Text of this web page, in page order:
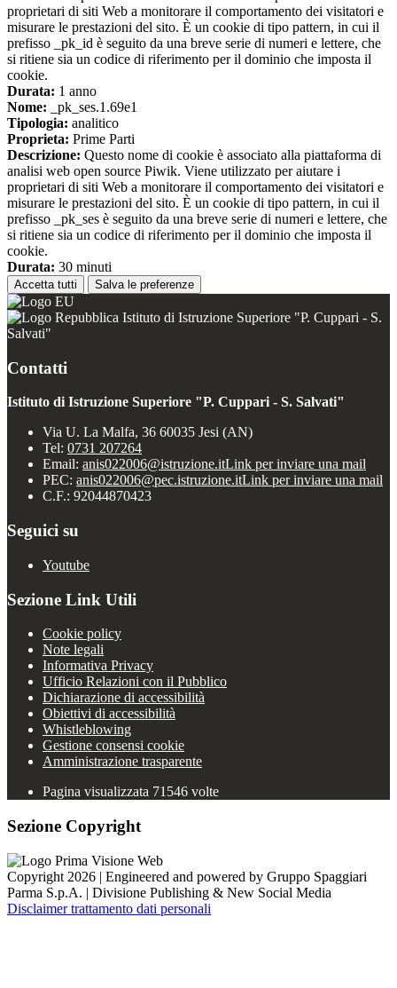
proprietari di siti Web a monitorare il comportamento dei visitatori e
misurare le prestazioni del sito. È un cookie di tipo pattern, in cui il
prefisso _pk_id è seguito da una breve serie di numeri e lettere, che
si ritiene sia un codice di riferimento per il dominio che imposta il
cookie.
Durata: 1 anno
Nome: _pk_ses.1.69e1
Tipologia: analitico
Proprieta: Prime Parti
Descrizione: Questo nome di cookie è associato alla piattaforma di
analisi web open source Piwik. Viene utilizzato per aiutare i
proprietari di siti Web a monitorare il comportamento dei visitatori e
misurare le prestazioni del sito. È un cookie di tipo pattern, in cui il
prefisso _pk_ses è seguito da una breve serie di numeri e lettere, che
si ritiene sia un codice di riferimento per il dominio che imposta il
cookie.
Durata: 30 minuti
Accetta tutti Salva le preferenze
Istituto di Istruzione Superiore "P. Cuppari - S.
Salvati"
Contatti
Istituto di Istruzione Superiore "P. Cuppari - S. Salvati"
Via U. La Malfa, 36 60035 Jesi (AN)
Tel: 0731 207264
Email: anis022006@istruzione.itLink per inviare una mail
PEC: anis022006@pec.istruzione.itLink per inviare una mail
C.F.: 92044870423
Seguici su
Youtube
Sezione Link Utili
Cookie policy
Note legali
Informativa Privacy
Ufficio Relazioni con il Pubblico
Dichiarazione di accessibilità
Obiettivi di accessibilità
Whistleblowing
Gestione consensi cookie
Amministrazione trasparente
Pagina visualizzata 71546 volte
Sezione Copyright
Copyright 2026 | Engineered and powered by Gruppo Spaggiari
Parma S.p.A. | Divisione Publishing & New Social Media
Disclaimer trattamento dati personali